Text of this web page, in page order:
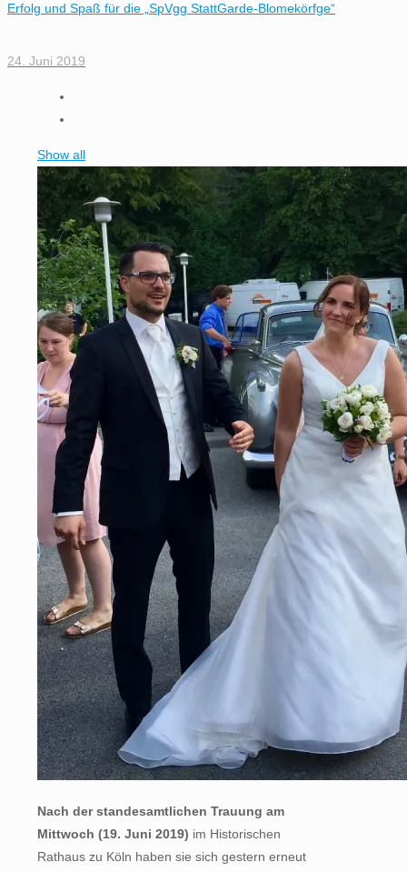
Erfolg und Spaß für die „SpVgg StattGarde-Blomekörfge“
24. Juni 2019
Show all
Nach der standesamtlichen Trauung am
Mittwoch (19. Juni 2019) im Historischen
Rathaus zu Köln haben sie sich gestern erneut